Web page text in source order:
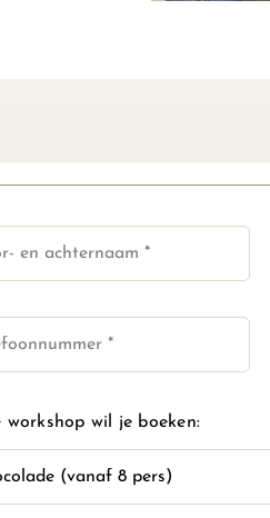
workshop wil je boeken: